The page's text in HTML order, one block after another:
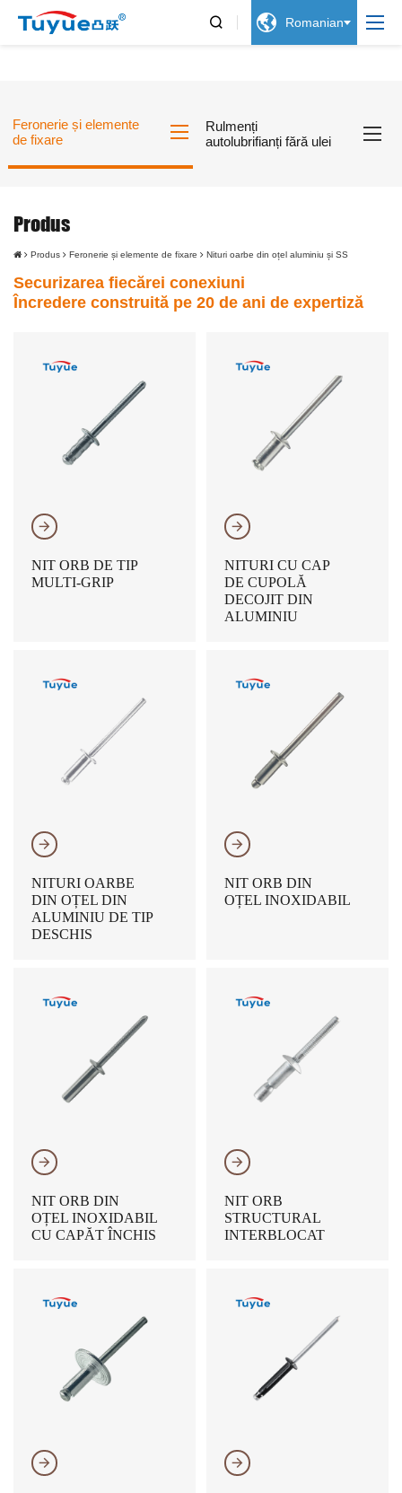
  Romanian
Feronerie și elemente
de fixare
Rulmenți
autolubrifianți fără ulei
Produs
Produs Feronerie și elemente de fixare Nituri oarbe din oțel aluminiu și SS
Securizarea fiecărei conexiuni
Încredere construită pe 20 de ani de expertiză
𐃔
NIT ORB DE TIP
MULTI-GRIP
𐃔
NITURI CU CAP
DE CUPOLĂ
DECOJIT DIN
ALUMINIU
𐃔
NITURI OARBE
DIN OȚEL DIN
ALUMINIU DE TIP
DESCHIS
𐃔
NIT ORB DIN
OȚEL INOXIDABIL
𐃔
NIT ORB DIN
OȚEL INOXIDABIL
CU CAPĂT ÎNCHIS
𐃔
NIT ORB
STRUCTURAL
INTERBLOCAT
𐃔 𐃔